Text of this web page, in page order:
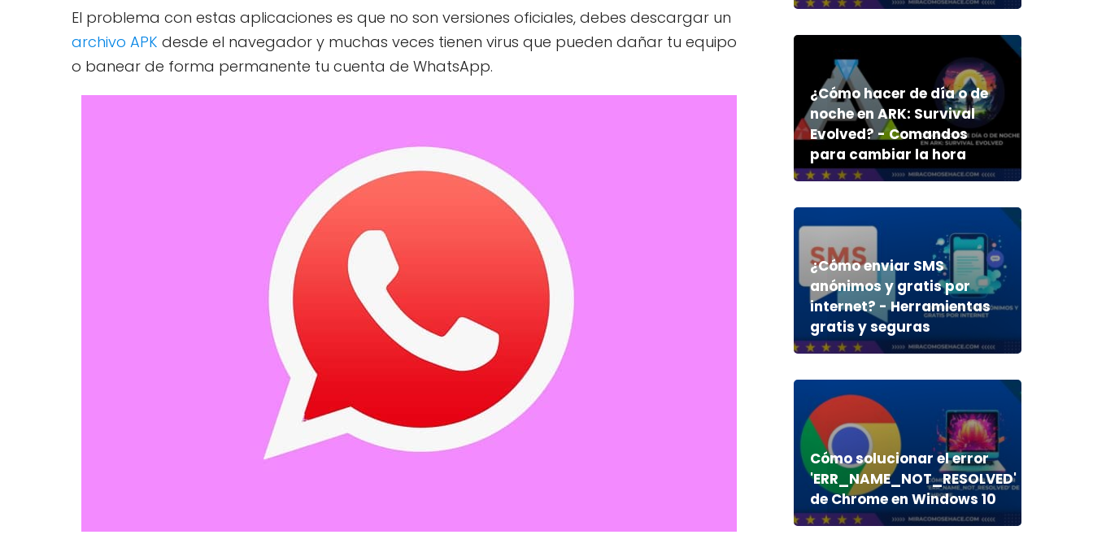
El problema con estas aplicaciones es que no son versiones oficiales, debes descargar un
archivo APK desde el navegador y muchas veces tienen virus que pueden dañar tu equipo
o banear de forma permanente tu cuenta de WhatsApp.
¿Cómo hacer de día o de
noche en ARK: Survival
Evolved? - Comandos
para cambiar la hora
¿Cómo enviar SMS
anónimos y gratis por
internet? - Herramientas
gratis y seguras
Cómo solucionar el error
'ERR_NAME_NOT_RESOLVED'
de Chrome en Windows 10